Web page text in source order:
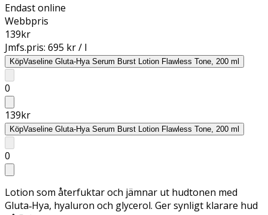
Endast online
Webbpris
139kr
Jmfs.pris: 695 kr / l
KöpVaseline Gluta-Hya Serum Burst Lotion Flawless Tone, 200 ml
0
139kr
KöpVaseline Gluta-Hya Serum Burst Lotion Flawless Tone, 200 ml
0
Lotion som återfuktar och jämnar ut hudtonen med
Gluta‑Hya, hyaluron och glycerol. Ger synligt klarare hud